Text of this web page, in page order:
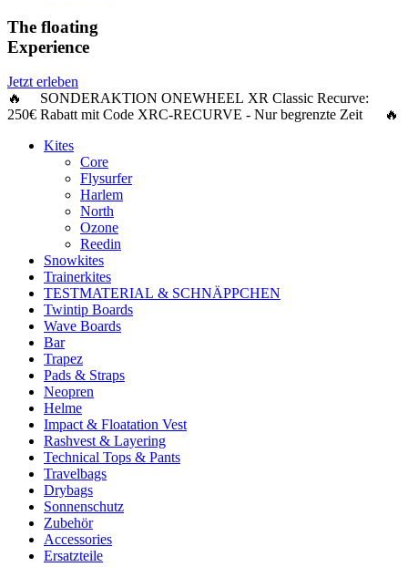
The floating
Experience
Jetzt erleben
🔥 SONDERAKTION ONEWHEEL XR Classic Recurve:
250€ Rabattmit Code XRC-RECURVE - Nur begrenzte Zeit 🔥
Kites
Core
Flysurfer
Harlem
North
Ozone
Reedin
Snowkites
Trainerkites
TESTMATERIAL & SCHNÄPPCHEN
Twintip Boards
Wave Boards
Bar
Trapez
Pads & Straps
Neopren
Helme
Impact & Floatation Vest
Rashvest & Layering
Technical Tops & Pants
Travelbags
Drybags
Sonnenschutz
Zubehör
Accessories
Ersatzteile